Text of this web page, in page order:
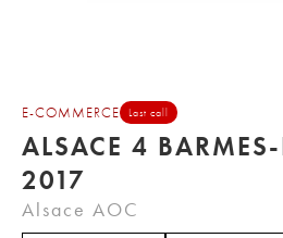
E-COMMERCE Last call
ALSACE 4
2017
Alsace AOC